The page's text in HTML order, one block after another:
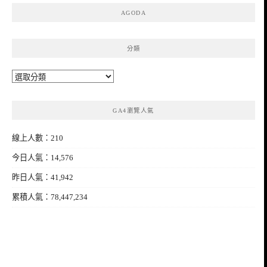
AGODA
分類
分
GA4瀏覽人氣
線上人數：210
今日人氣：14,576
昨日人氣：41,942
累積人氣：78,447,234